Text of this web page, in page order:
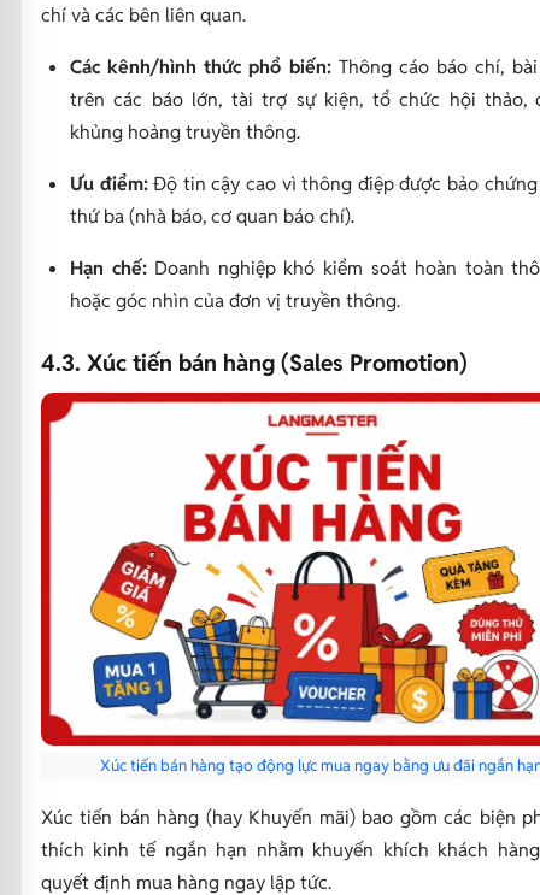
chí và các bên liên quan.
Các kênh/hình thức phổ biến:Thông cáo báo chí,
trên các báo lớn, tài trợ sự kiện, tổ chức hội thảo,
khủng hoảng truyền thông.
Ưu điểm:Độ tin cậy cao vì thông điệp được bảo
thứ ba (nhà báo, cơ quan báo chí).
Hạn chế:Doanh nghiệp khó kiểm soát hoàn toàn
hoặc góc nhìn của đơn vị truyền thông.
4.3. Xúc tiến bán hàng (Sales Promotion)
Xúc tiến bán hàng tạo động lực mua ngay bằng ưu đãi ngắn
Xúc tiến bán hàng (hay Khuyến mãi) bao gồm các biện
thích kinh tế ngắn hạn nhằm khuyến khích khách
quyết định mua hàng ngay lập tức.